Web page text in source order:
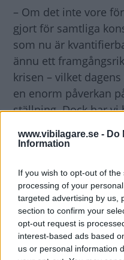
www.vibilagare.se - Do
Information
If you wish to opt-out of
processing of your
targeted advertising by us,
section to confirm your
opt-out request is
interest-based ads based
us or personal information
– Om det inte vore
gjort för samtliga
som nu är
ännu ett
krisen – vilket
en enorm påverkan
ställning. Dock har vi
och medlen för att
vi befinner oss i med
koncernen.
Diskutera:Tror du att
kundernas förtroende?